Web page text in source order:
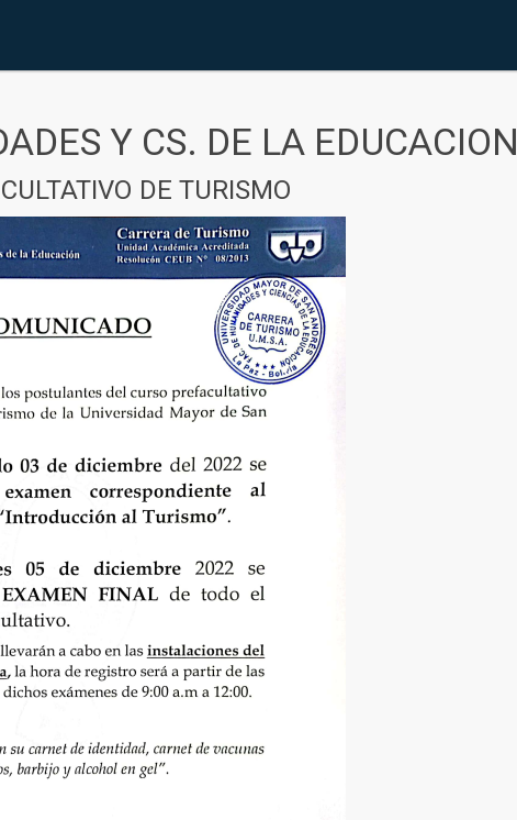
Y CS. DE LA EDUCACION
DE TURISMO